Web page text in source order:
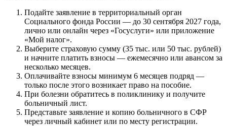
Подайте заявление в территориальный орган
Социального фонда России — до 30 сентября 2027 года,
лично или онлайн через «Госуслуги» или приложение
«Мой налог».
Выберите страховую сумму (35 тыс. или 50 тыс. рублей)
и начните платить взносы — ежемесячно или авансом за
несколько месяцев.
Оплачивайте взносы минимум 6 месяцев подряд —
только после этого возникает право на пособие.
При болезни обратитесь в поликлинику и получите
больничный лист.
Представьте заявление и копию больничного в СФР
через личный кабинет или по месту регистрации.